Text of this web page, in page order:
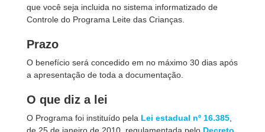
que você seja incluida no sistema informatizado de
Controle do Programa Leite das Crianças.
Prazo
O benefício será concedido em no máximo 30 dias após
a apresentação de toda a documentação.
O que diz a lei
O Programa foi instituído pela Lei estadual nº 16.385